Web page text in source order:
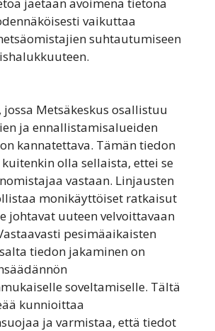
vaikuttaa
suhtautumiseen
Metsäkeskus osallistuu
ja ennallistamisalueiden
kannatettava. Tämän tiedon
olla sellaista, ettei se
vastaan. Linjausten
monikäyttöiset ratkaisut
johtavat uuteen velvoittavaan
pesimäaikaisten
tiedon jakaminen on
soveltamiselle. Tältä
kunnioittaa
ja varmistaa, että tiedot